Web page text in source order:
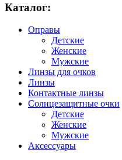
Каталог:
Оправы
Детские
Женские
Мужские
Линзы для очков
Линзы
Контактные линзы
Солнцезащитные очки
Детские
Женские
Мужские
Аксессуары